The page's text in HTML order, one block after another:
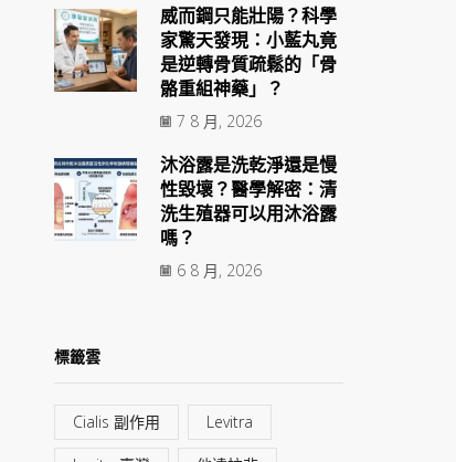
威而鋼只能壯陽？科學
家驚天發現：小藍丸竟
是逆轉骨質疏鬆的「骨
骼重組神藥」？
7 8 月, 2026
沐浴露是洗乾淨還是慢
性毀壞？醫學解密：清
洗生殖器可以用沐浴露
嗎？
6 8 月, 2026
標籤雲
Cialis 副作用 Levitra